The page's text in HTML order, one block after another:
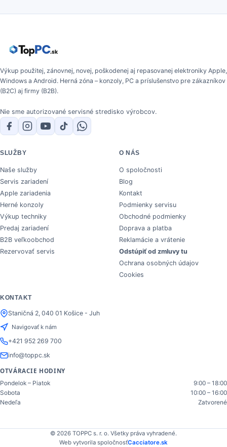
Výkup použitej, zánovnej, novej, poškodenej aj repasovanej elektroniky Apple,
Windows a Android. Herná zóna – konzoly, PC a príslušenstvo pre zákazníkov
(B2C) aj firmy (B2B).
Nie sme autorizované servisné stredisko výrobcov.
SLUŽBY
Naše služby
Servis zariadení
Apple zariadenia
Herné konzoly
Výkup techniky
Predaj zariadení
B2B veľkoobchod
Rezervovať servis
O NÁS
O spoločnosti
Blog
Kontakt
Podmienky servisu
Obchodné podmienky
Doprava a platba
Reklamácie a vrátenie
Odstúpiť od zmluvy tu
Ochrana osobných údajov
Cookies
KONTAKT
Staničná 2, 040 01 Košice - Juh
Navigovať k nám
+421 952 269 700
info@toppc.sk
OTVÁRACIE HODINY
Pondelok – Piatok
9:00 – 18:00
Sobota
10:00 – 16:00
Nedeľa
Zatvorené
© 2026 TOPPC s. r. o. Všetky práva vyhradené.
Web vytvorila spoločnosťCacciatore.sk